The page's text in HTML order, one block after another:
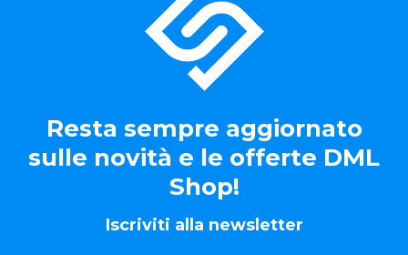
Resta sempre aggiornato
sulle novità e le offerte DML
Shop!
Iscriviti alla newsletter